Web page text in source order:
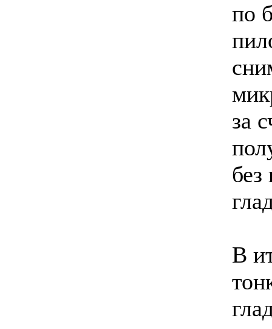
по
за
без
В